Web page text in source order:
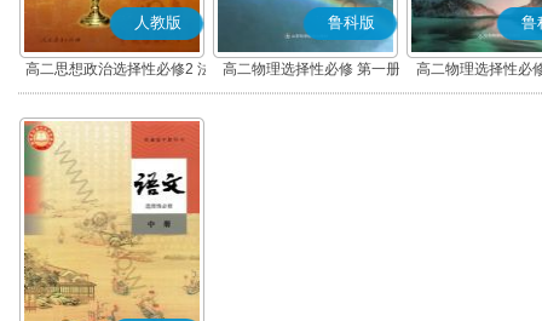
人教版
高二思想政治选择性必修2 法
律与生活(部编版)
鲁科版
高二物理选择性必修 第一册
鲁
高二物理选择性必